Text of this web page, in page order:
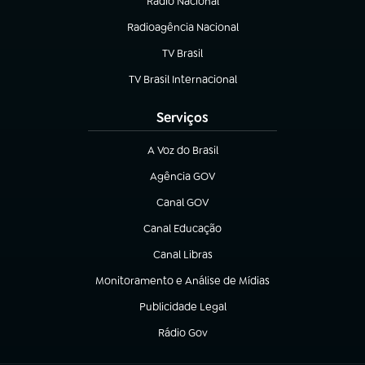
Radioagência Nacional
(abre em nova aba)
TV Brasil
(abre em nova aba)
TV Brasil Internacional
(abre em nova aba)
Serviços
A Voz do Brasil
(abre em nova aba)
Agência GOV
(abre em nova aba)
Canal GOV
(abre em nova aba)
Canal Educação
(abre em nova aba)
Canal Libras
(abre em nova aba)
Monitoramento e Análise de Mídias
(abre em nova aba)
Publicidade Legal
(abre em nova aba)
Rádio Gov
(abre em nova aba)